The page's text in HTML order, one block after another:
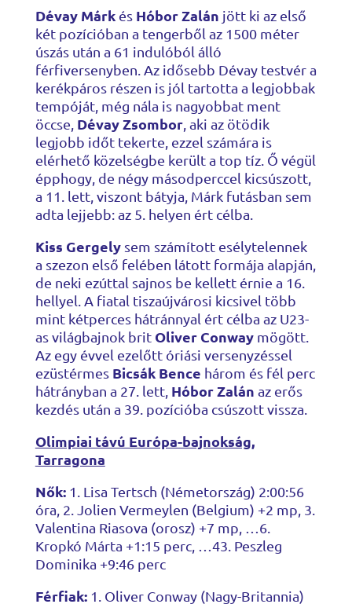
Dévay Márkés Hóbor Zalán jött ki az első
két pozícióban a tengerből az 1500 méter
úszás után a 61 indulóból álló
férfiversenyben. Az idősebb Dévay testvér a
kerékpáros részen is jól tartotta a legjobbak
tempóját, még nála is nagyobbat ment
öccse, Dévay Zsombor, aki az ötödik
legjobb időt tekerte, ezzel számára is
elérhető közelségbe került a top tíz. Ő végül
épphogy, de négy másodperccel kicsúszott,
a 11. lett, viszont bátyja, Márk futásban sem
adta lejjebb: az 5. helyen ért célba.
Kiss Gergelysem számított esélytelennek
a szezon első felében látott formája alapján,
de neki ezúttal sajnos be kellett érnie a 16.
hellyel. A fiatal tiszaújvárosi kicsivel több
mint kétperces hátránnyal ért célba az U23-
as világbajnok britOliver Conway mögött.
Az egy évvel ezelőtt óriási versenyzéssel
ezüstérmes Bicsák Bence három és fél perc
hátrányban a 27. lett, Hóbor Zalán az erős
kezdés után a 39. pozícióba csúszott vissza.
Olimpiai távú Európa-bajnokság,
Tarragona
Nők:1. Lisa Tertsch (Németország) 2:00:56
óra, 2. Jolien Vermeylen (Belgium) +2 mp, 3.
Valentina Riasova (orosz) +7 mp, …6.
Kropkó Márta +1:15 perc, …43. Peszleg
Dominika +9:46 perc
Férfiak:1. Oliver Conway (Nagy-Britannia)